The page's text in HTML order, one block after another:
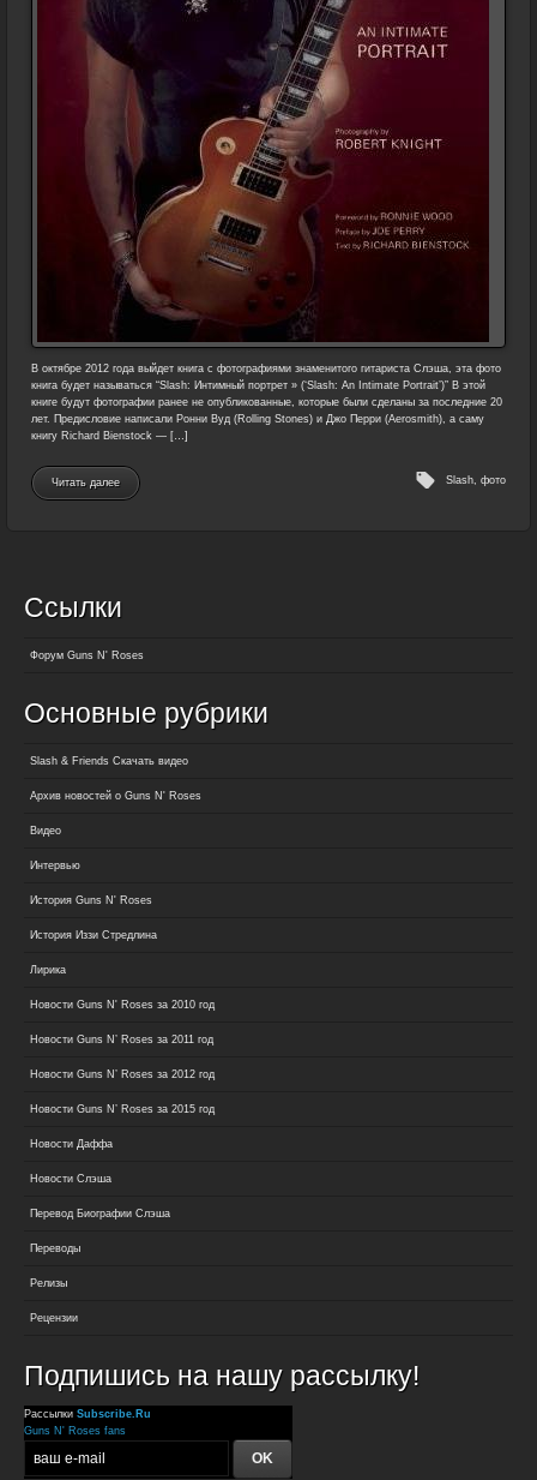
В октябре 2012 года выйдет книга с фотографиями знаменитого гитариста Слэша, эта фото
книга будет называться “Slash: Интимный портрет » (‘Slash: An Intimate Portrait’)” В этой
книге будут фотографии ранее не опубликованные, которые были сделаны за последние 20
лет. Предисловие написали Ронни Вуд (Rolling Stones) и Джо Перри (Aerosmith), а саму
книгу Richard Bienstock — […]
Читать далее Slash, фото
Ссылки
Форум Guns N' Roses
Основные рубрики
Slash & Friends Скачать видео
Архив новостей о Guns N' Roses
Видео
Интервью
История Guns N' Roses
История Иззи Стредлина
Лирика
Новости Guns N' Roses за 2010 год
Новости Guns N’ Roses за 2011 год
Новости Guns N’ Roses за 2012 год
Новости Guns N’ Roses за 2015 год
Новости Даффа
Новости Слэша
Перевод Биографии Слэша
Переводы
Релизы
Рецензии
Подпишись на нашу рассылку!
Рассылки Subscribe.Ru
Guns N' Roses fans